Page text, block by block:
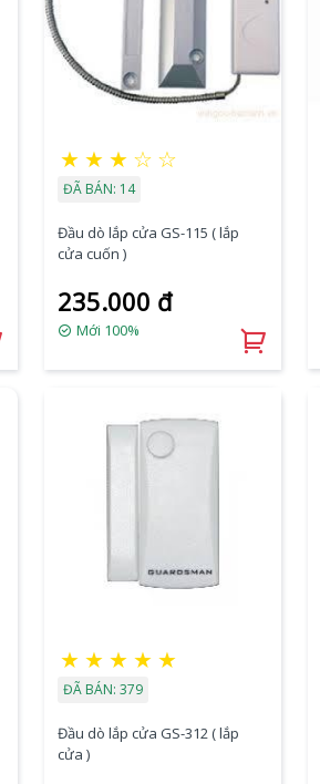
★ ★ ★ ☆ ☆
ĐÃ BÁN: 14
Đầu dò lắp cửa GS-115 ( lắp
cửa cuốn )
235.000 đ
Mới 100%
★ ★ ★ ★ ★
ĐÃ BÁN: 379
Đầu dò lắp cửa GS-312 ( lắp
cửa )